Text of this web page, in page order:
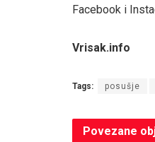
Facebook i
Vrisak.info
Tags: posušje
Povezane